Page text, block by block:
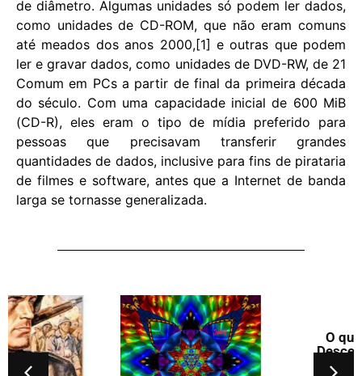
de diâmetro. Algumas unidades só podem ler dados,
como unidades de CD-ROM, que não eram comuns
até meados dos anos 2000,[1] e outras que podem
ler e gravar dados, como unidades de DVD-RW, de 21
Comum em PCs a partir de final da primeira década
do século. Com uma capacidade inicial de 600 MiB
(CD-R), eles eram o tipo de mídia preferido para
pessoas que precisavam transferir grandes
quantidades de dados, inclusive para fins de pirataria
de filmes e software, antes que a Internet de banda
larga se tornasse generalizada.
O que é uma
Descendência?